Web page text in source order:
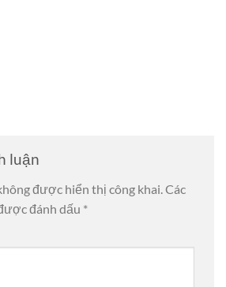
luận
được hiển thị công khai. Các
đánh dấu *